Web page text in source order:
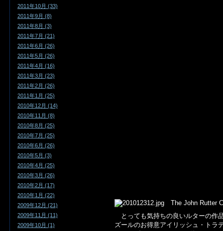
The John Rutter
とっても気持ちの良いルターの作
ズールのお得意アイリッシュ・トラ
2011年10月 (33)
2011年9月 (8)
2011年8月 (3)
2011年7月 (21)
2011年6月 (26)
2011年5月 (26)
2011年4月 (16)
2011年3月 (23)
2011年2月 (26)
2011年1月 (25)
2010年12月 (14)
2010年11月 (8)
2010年8月 (25)
2010年7月 (25)
2010年6月 (26)
2010年5月 (3)
2010年4月 (25)
2010年3月 (26)
2010年2月 (17)
2010年1月 (22)
2009年12月 (21)
2009年11月 (11)
2009年10月 (1)